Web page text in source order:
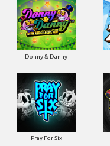
Donny & Danny
Pray For Six